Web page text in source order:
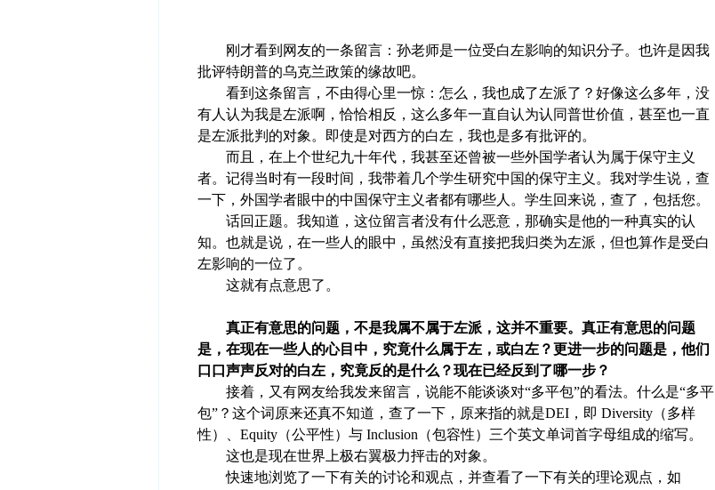
刚才看到网友的一条留言：孙老师是一位受白左影响的知识分子。也许是因我
批评特朗普的乌克兰政策的缘故吧。
看到这条留言，不由得心里一惊：怎么，我也成了左派了？好像这么多年，没
有人认为我是左派啊，恰恰相反，这么多年一直自认为认同普世价值，甚至也一直
是左派批判的对象。即使是对西方的白左，我也是多有批评的。
而且，在上个世纪九十年代，我甚至还曾被一些外国学者认为属于保守主义
者。记得当时有一段时间，我带着几个学生研究中国的保守主义。我对学生说，查
一下，外国学者眼中的中国保守主义者都有哪些人。学生回来说，查了，包括您。
话回正题。我知道，这位留言者没有什么恶意，那确实是他的一种真实的认
知。也就是说，在一些人的眼中，虽然没有直接把我归类为左派，但也算作是受白
左影响的一位了。
这就有点意思了。
真正有意思的问题，不是我属不属于左派，这并不重要。真正有意思的问题
是，在现在一些人的心目中，究竟什么属于左，或白左？更进一步的问题是，他们
口口声声反对的白左，究竟反的是什么？现在已经反到了哪一步？
接着，又有网友给我发来留言，说能不能谈谈对“多平包”的看法。什么是“多平
包”？这个词原来还真不知道，查了一下，原来指的就是DEI，即 Diversity（多样
性）、Equity（公平性）与 Inclusion（包容性）三个英文单词首字母组成的缩写。
这也是现在世界上极右翼极力抨击的对象。
快速地浏览了一下有关的讨论和观点，并查看了一下有关的理论观点，如